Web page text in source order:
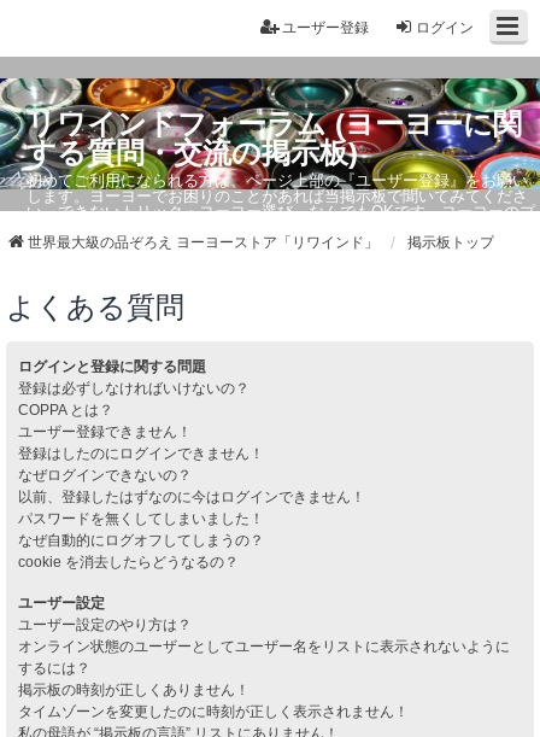
ログイン
ユーザー登録
リワインドフォーラム (ヨーヨーに関
する質問・交流の掲示板)
初めてご利用になられる方は、ページ上部の『ユーザー登録』をお願い
します。ヨーヨーでお困りのことがあれば当掲示板で聞いてみてくださ
い。できないトリック・ヨーヨー選び、なんでもOKです。ヨーヨーのプ
世界最大級の品ぞろえ ヨーヨーストア「リワインド」 掲示板トップ
よくある質問
ログインと登録に関する問題
登録は必ずしなければいけないの？
COPPA とは？
ユーザー登録できません！
登録はしたのにログインできません！
なぜログインできないの？
以前、登録したはずなのに今はログインできません！
パスワードを無くしてしまいました！
なぜ自動的にログオフしてしまうの？
cookie を消去したらどうなるの？
ユーザー設定
ユーザー設定のやり方は？
オンライン状態のユーザーとしてユーザー名をリストに表示されないように
するには？
掲示板の時刻が正しくありません！
タイムゾーンを変更したのに時刻が正しく表示されません！
私の母語が “掲示板の言語” リストにありません！